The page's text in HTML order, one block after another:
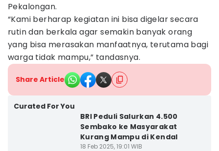
Pekalongan.
“Kami berharap kegiatan ini bisa digelar secara
rutin dan berkala agar semakin banyak orang
yang bisa merasakan manfaatnya, terutama bagi
warga tidak mampu,” tandasnya.
Share Article
Curated For You
BRI Peduli Salurkan 4.500
Sembako ke Masyarakat
Kurang Mampu di Kendal
18 Feb 2025, 19:01 WIB